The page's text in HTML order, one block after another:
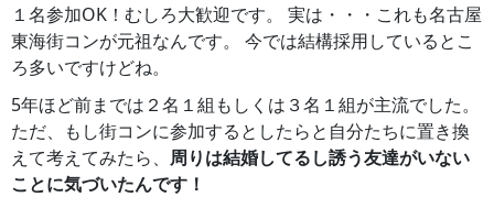
１名参加OK！むしろ大歓迎です。 実は・・・これも名古屋
東海街コンが元祖なんです。 今では結構採用しているとこ
ろ多いですけどね。
5年ほど前までは２名１組もしくは３名１組が主流でした。
ただ、もし街コンに参加するとしたらと自分たちに置き換
えて考えてみたら、 周りは結婚してるし誘う友達がいない
ことに気づいたんです！